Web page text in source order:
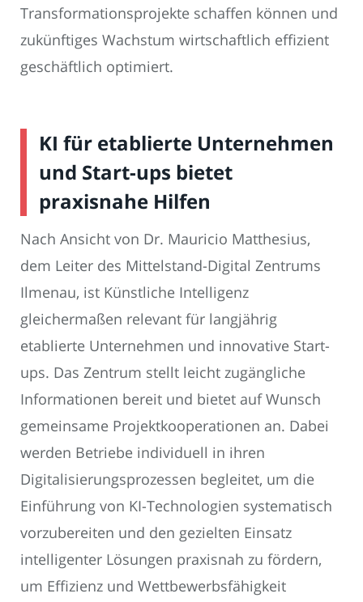
Transformationsprojekte schaffen können und
zukünftiges Wachstum wirtschaftlich effizient
geschäftlich optimiert.
KI für etablierte Unternehmen
und Start-ups bietet
praxisnahe Hilfen
Nach Ansicht von Dr. Mauricio Matthesius,
dem Leiter des Mittelstand-Digital Zentrums
Ilmenau, ist Künstliche Intelligenz
gleichermaßen relevant für langjährig
etablierte Unternehmen und innovative Start-
ups. Das Zentrum stellt leicht zugängliche
Informationen bereit und bietet auf Wunsch
gemeinsame Projektkooperationen an. Dabei
werden Betriebe individuell in ihren
Digitalisierungsprozessen begleitet, um die
Einführung von KI-Technologien systematisch
vorzubereiten und den gezielten Einsatz
intelligenter Lösungen praxisnah zu fördern,
um Effizienz und Wettbewerbsfähigkeit